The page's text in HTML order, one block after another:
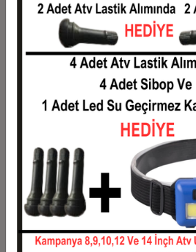
Taksit Taksit Tutarı
1
1,10 TL
0,55 TL
3
0,39 TL
0,30 TL
5
0,24 TL
6
0,21 TL
7
0,18 TL
8
9
0,15 TL